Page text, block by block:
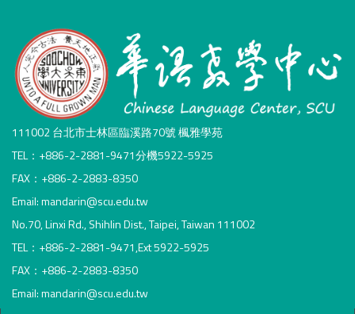
111002 台北市士林區臨溪路70號 楓雅學苑
TEL：+886-2-2881-9471分機5922-5925
FAX：+886-2-2883-8350
Email: mandarin@scu.edu.tw
No.70, Linxi Rd., Shihlin Dist., Taipei, Taiwan 111002
TEL：+886-2-2881-9471,Ext 5922-5925
FAX：+886-2-2883-8350
Email: mandarin@scu.edu.tw